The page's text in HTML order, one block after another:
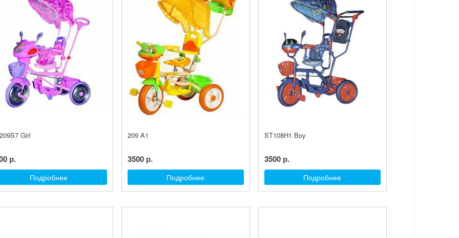
Girl
р.
Подробнее
209 A1
3500 р.
Подробнее
ST108H1 Boy
3500 р.
Подробнее